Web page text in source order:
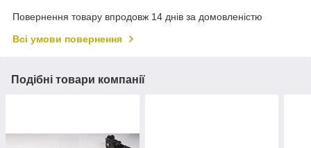
Повернення товару впродовж 14 днів за домовленістю
Всі умови повернення
Подібні товари компанії